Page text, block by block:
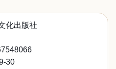
化出版社
30